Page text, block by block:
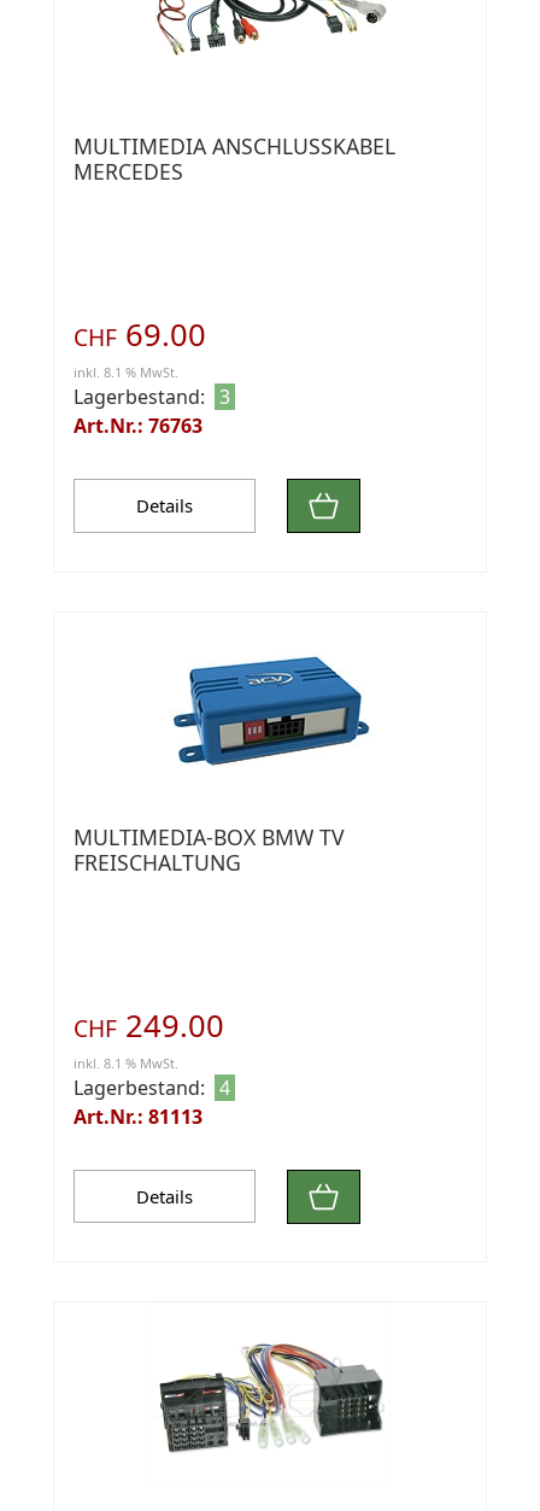
MULTIMEDIA ANSCHLUSSKABEL
MERCEDES
CHF 69.00
inkl. 8.1 % MwSt.
Lagerbestand: 3
Art.Nr.: 76763
Details
MULTIMEDIA-BOX BMW TV
FREISCHALTUNG
CHF 249.00
inkl. 8.1 % MwSt.
Lagerbestand: 4
Art.Nr.: 81113
Details